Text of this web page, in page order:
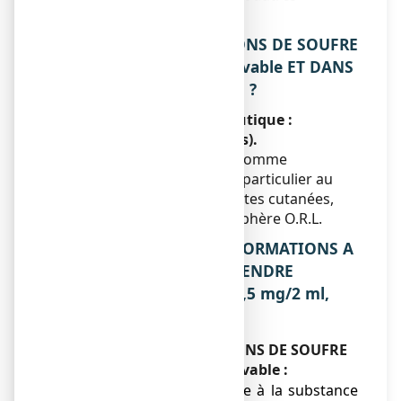
1. QU’EST-CE QUE GRANIONS DE SOUFRE
19,5 mg/2 ml, solution buvable ET DANS
QUELS CAS EST-IL UTILISE ?
Classe pharmacothérapeutique :
OLIGOTHERAPIE (V : Divers).
Ce médicament est utilisé comme
modificateur du terrain en particulier au
cours d’affections récidivantes cutanées,
rhumatologiques et de la sphère O.R.L.
2. QUELLES SONT LES INFORMATIONS A
CONNAITRE AVANT DE PRENDRE
GRANIONS DE SOUFRE 19,5 mg/2 ml,
Ne prenez jamais GRANIONS DE SOUFRE
19,5 mg/2 ml, solution buvable :
● si vous êtes allergique à la substance